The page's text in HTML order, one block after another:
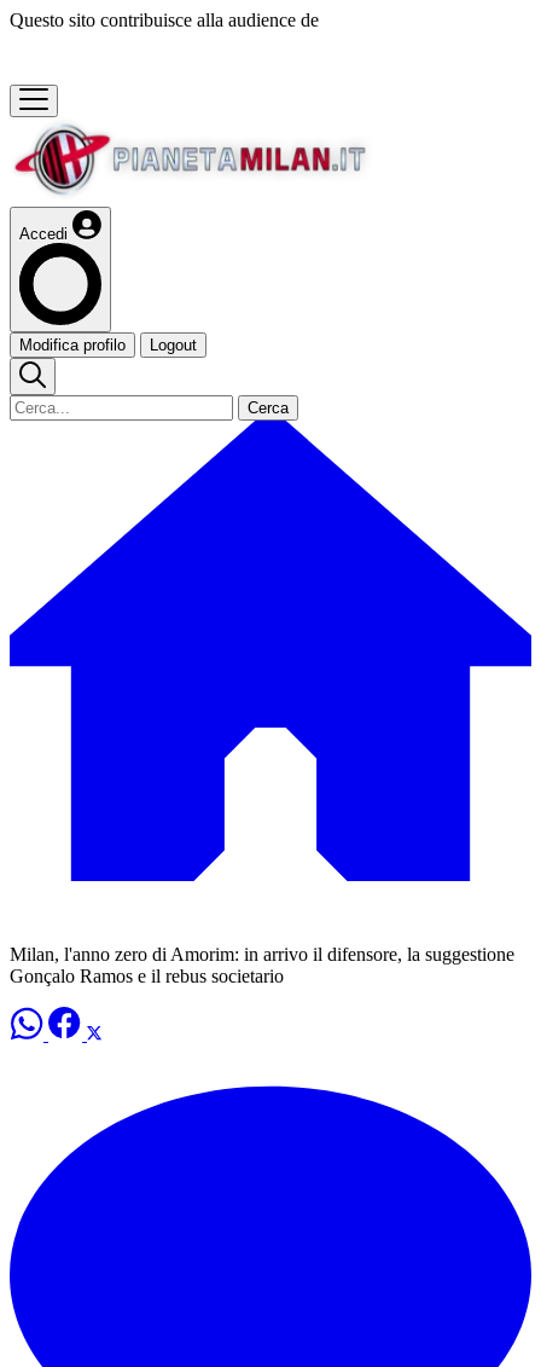
Questo sito contribuisce alla audience de
Accedi
Modifica profilo Logout
Cerca
Milan, l'anno zero di Amorim: in arrivo il difensore, la suggestione
Gonçalo Ramos e il rebus societario